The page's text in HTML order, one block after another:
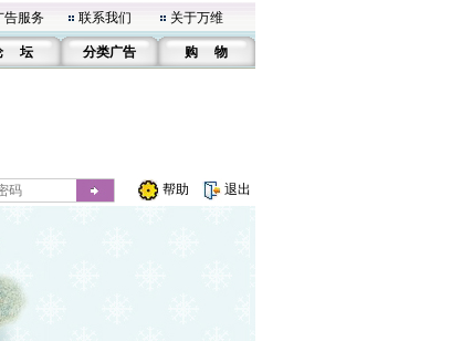
告服务 联系我们 关于万维
坛 分类广告 购 物
帮助 退出